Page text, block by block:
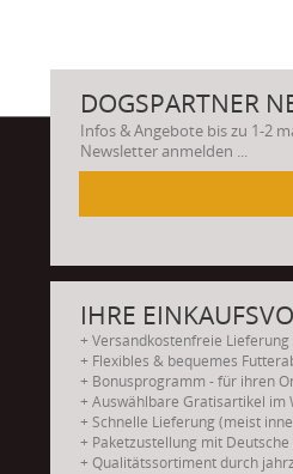
DOGSPARTNER
Infos & Angebote bis zu 1-2
Newsletter anmelden ...
IHRE
+ Versandkostenfreie
+ Flexibles & bequemes
+ Bonusprogramm - für ihren
+ Auswählbare Gratisartikel im
+ Schnelle Lieferung (meist
+ Paketzustellung mit Deutsche
+ Qualitätssortiment durch